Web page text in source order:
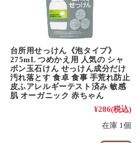
台所用せっけん《泡タイプ》
275mL つめかえ用 人気の シャ
ボン玉石けん せっけん成分だけ
汚れ落とす 食卓 食事 手荒れ防止
皮ふアレルギーテスト済み 敏感
肌 オーガニック 赤ちゃん
¥286(税込)
在庫 1個